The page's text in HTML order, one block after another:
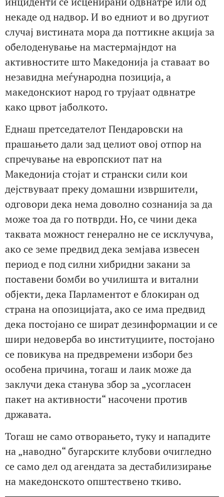
некаде од надвор. И во едниот и во другиот
случај вистината мора да поттикне акција за
обелоденување на мастермајндот на
активностите што Македонија ја ставаат во
незавидна меѓународна позиција, а
македонскиот народ го трујаат одвнатре
како црвот јаболкото.
Еднаш претседателот Пендаровски на
прашањето дали зад целиот овој отпор на
спречување на европскиот пат на
Македонија стојат и странски сили кои
дејствуваат преку домашни извршители,
одговори дека нема доволно сознанија за да
може тоа да го потврди. Но, се чини дека
таквата можност генерално не се исклучува,
ако се земе предвид дека земјава извесен
период е под силни хибридни закани за
поставени бомби во училишта и витални
објекти, дека Парламентот е блокиран од
страна на опозицијата, ако се има предвид
дека постојано се шират дезинформации и се
шири недоверба во институциите, постојано
се повикува на предвремени избори без
особена причина, тогаш и лаик може да
заклучи дека станува збор за „усогласен
пакет на активности“ насочени против
државата.
Тогаш не само отворањето, туку и нападите
на „наводно“ бугарските клубови очигледно
се само дел од агендата за дестабилизирање
на македонското општествено ткиво.